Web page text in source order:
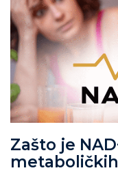
Zašto je